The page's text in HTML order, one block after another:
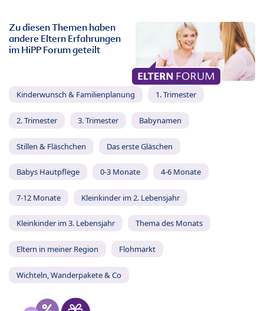
Zu diesen Themen haben
andere Eltern Erfahrungen
im HiPP Forum geteilt
Kinderwunsch & Familienplanung 1. Trimester
2. Trimester 3. Trimester Babynamen
Stillen & Fläschchen Das erste Gläschen
Babys Hautpflege 0-3 Monate 4-6 Monate
7-12 Monate Kleinkinder im 2. Lebensjahr
Kleinkinder im 3. Lebensjahr Thema des Monats
Eltern in meiner Region Flohmarkt
Wichteln, Wanderpakete & Co